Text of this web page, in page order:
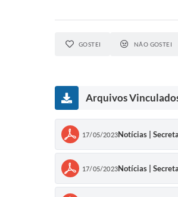
GOSTEI NÃO GOSTEI
Arquivos
17/05/2023Notícias |
17/05/2023Notícias |